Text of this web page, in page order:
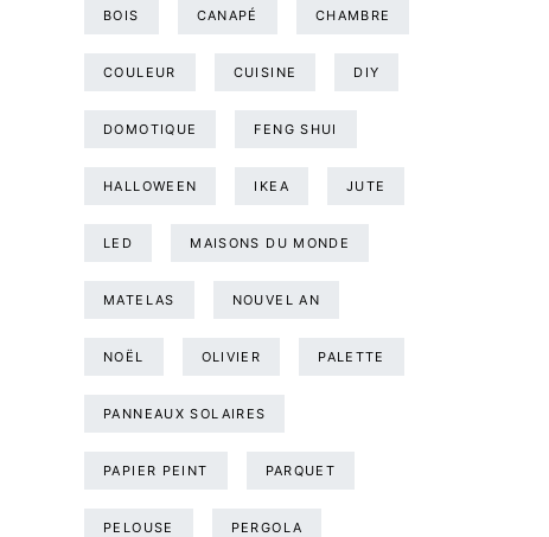
BOIS CANAPÉ CHAMBRE
COULEUR CUISINE DIY
DOMOTIQUE FENG SHUI
HALLOWEEN IKEA JUTE
LED MAISONS DU MONDE
MATELAS NOUVEL AN
NOËL OLIVIER PALETTE
PANNEAUX SOLAIRES
PAPIER PEINT PARQUET
PELOUSE PERGOLA